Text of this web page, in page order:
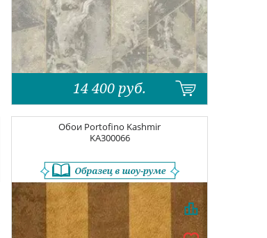
14 400 руб.
Обои Portofino Kashmir
KA300066